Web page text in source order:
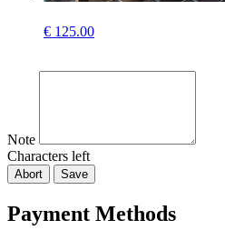
€ 125.00
Note
Characters left
Abort Save
Payment Methods